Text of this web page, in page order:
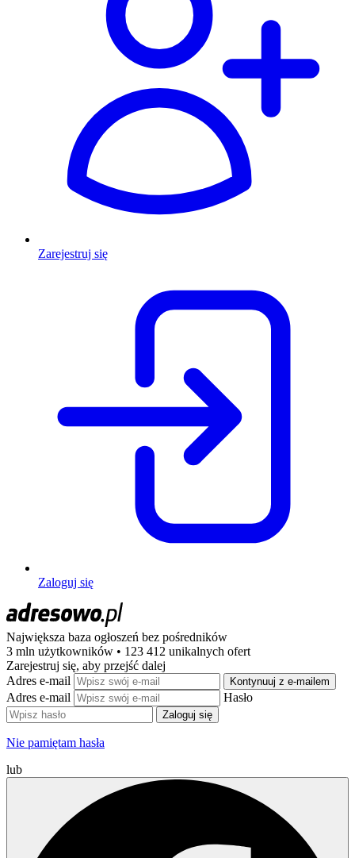
Zarejestruj się
Zaloguj się
Największa baza ogłoszeń bez pośredników
3 mln użytkowników • 123 412 unikalnych ofert
Zarejestruj się, aby przejść dalej
Adres e-mail
Kontynuuj z e-mailem
Adres e-mail Hasło
Zaloguj się
Nie pamiętam hasła
lub